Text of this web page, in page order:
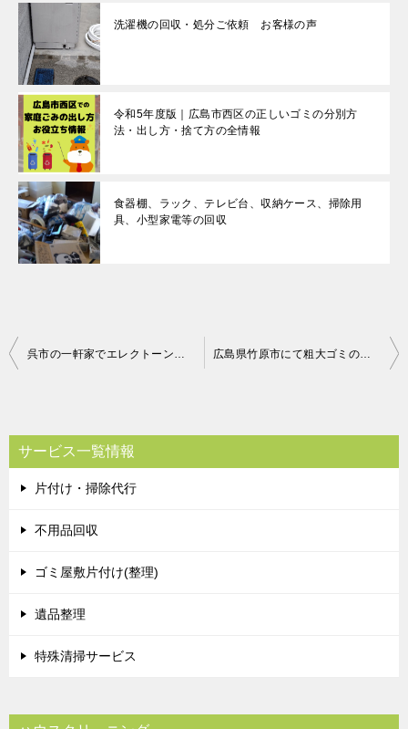
洗濯機の回収・処分ご依頼 お客様の声
令和5年度版｜広島市西区の正しいゴミの分別方
法・出し方・捨て方の全情報
食器棚、ラック、テレビ台、収納ケース、掃除用
具、小型家電等の回収
投
ビ
ゲ
ー
シ
呉市の一軒家でエレクトーン回収のお客様の声 広島県竹原市にて粗大ゴミの回収 お客様の声
サービス一覧情報
片付け・掃除代行
不用品回収
ゴミ屋敷片付け(整理)
遺品整理
特殊清掃サービス